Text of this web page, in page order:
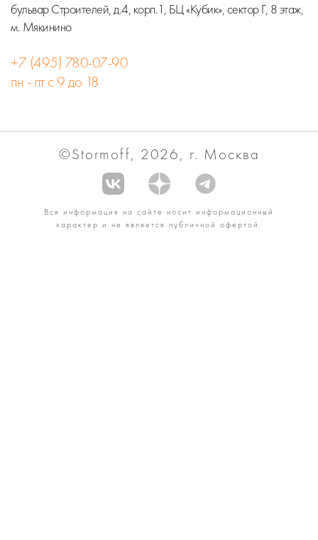
бульвар Строителей, д.4, корп.1, БЦ «Кубик», сектор Г, 8 этаж,
м. Мякинино
+7 (495) 780-07-90
пн - пт с 9 до 18
©Stormoff, 2026, г. Москва
Вся информация на сайте носит информационный
характер и не является публичной офертой.